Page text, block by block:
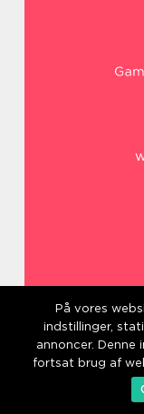
På vores
indstillinger,
annoncer.
fortsat brug af